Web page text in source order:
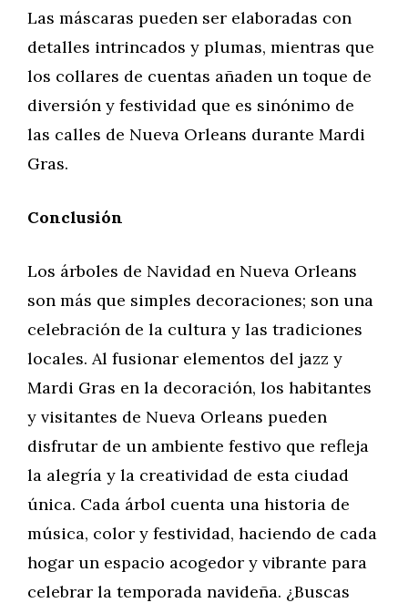
Las máscaras pueden ser elaboradas con
detalles intrincados y plumas, mientras que
los collares de cuentas añaden un toque de
diversión y festividad que es sinónimo de
las calles de Nueva Orleans durante Mardi
Gras.
Conclusión
Los árboles de Navidad en Nueva Orleans
son más que simples decoraciones; son una
celebración de la cultura y las tradiciones
locales. Al fusionar elementos del jazz y
Mardi Gras en la decoración, los habitantes
y visitantes de Nueva Orleans pueden
disfrutar de un ambiente festivo que refleja
la alegría y la creatividad de esta ciudad
única. Cada árbol cuenta una historia de
música, color y festividad, haciendo de cada
hogar un espacio acogedor y vibrante para
celebrar la temporada navideña. ¿Buscas